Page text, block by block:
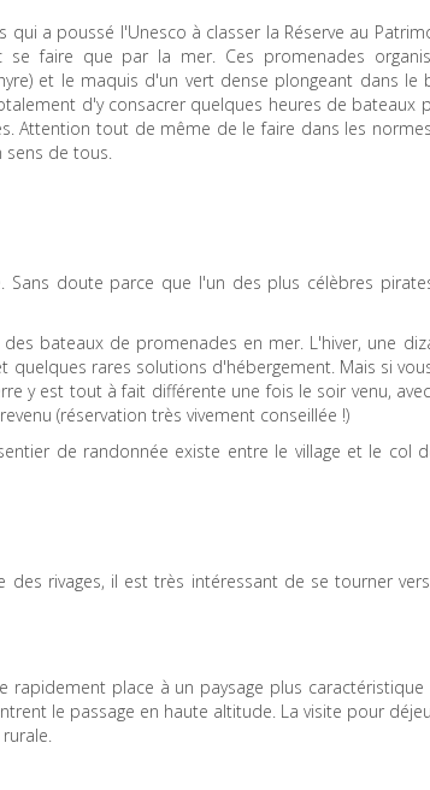
a poussé l'Unesco à classer la Réserve au
faire que par la mer. Ces promenades
et le maquis d'un vert dense plongeant dans le
d'y consacrer quelques heures de bateaux
Attention tout de même de le faire dans les
sens de tous.
doute parce que l'un des plus célèbres
bateaux de promenades en mer. L'hiver, une
rares solutions d'hébergement. Mais si
y est tout à fait différente une fois le soir venu,
(réservation très vivement conseillée !)
de randonnée existe entre le village et le col
rivages, il est très intéressant de se tourner
rapidement place à un paysage plus caractéristique
le passage en haute altitude. La visite pour